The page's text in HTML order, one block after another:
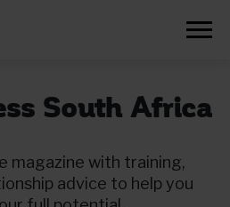
South Africa
magazine with training,
advice to help you